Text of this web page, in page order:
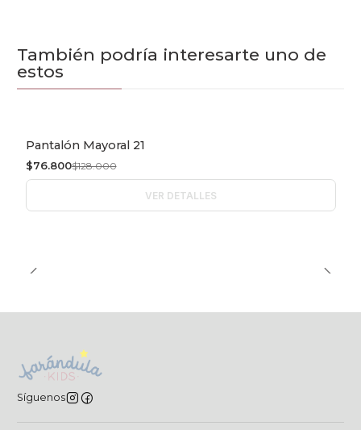
También podría interesarte uno de
estos
-40% OFF
Agotado
Pantalón Mayoral 21
$76.800$128.000
VER DETALLES
Síguenos